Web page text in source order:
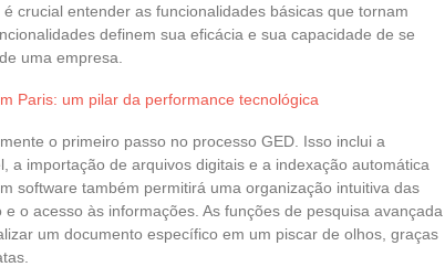
, é crucial entender as funcionalidades básicas que tornam
definem sua eficácia e sua capacidade de se
uma empresa.
Paris: um pilar da performance tecnológica
o primeiro passo no processo GED. Isso inclui a
a importação de arquivos digitais e a indexação automática
software também permitirá uma organização intuitiva das
o acesso às informações. As funções de pesquisa avançada
um documento específico em um piscar de olhos, graças